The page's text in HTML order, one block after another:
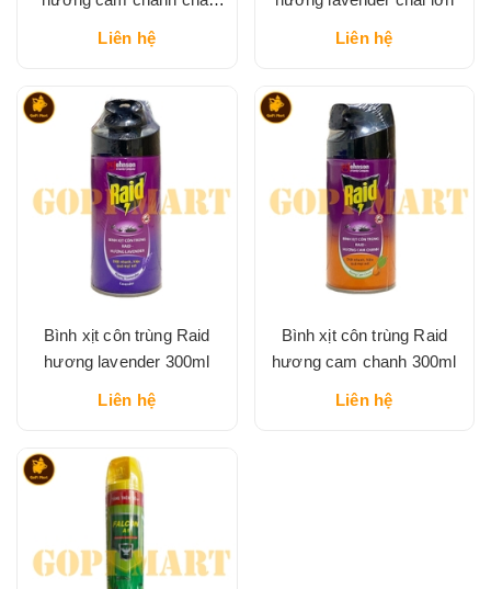
lớn
Liên hệ Liên hệ
Bình xịt côn trùng Raid
hương lavender 300ml
Liên hệ
Bình xịt côn trùng Raid
hương cam chanh 300ml
Liên hệ